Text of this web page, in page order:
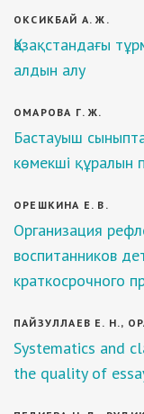
ОКСИКБАЙ А. Ж.
Қазақстандағы
алдын алу
ОМАРОВА Г. Ж.
Бастауыш
көмекші құралын
ОРЕШКИНА Е. В.
Организация
воспитанников
краткосрочного
ПАЙЗУЛЛАЕВ Е. Н.,
Systematics and
the quality of